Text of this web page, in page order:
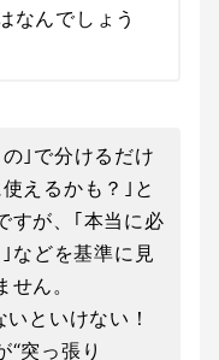
なんでしょう
｣で分けるだけ
えるかも？｣と
すが、｢本当に必
などを基準に見
ん。
といけない！
“突っ張り